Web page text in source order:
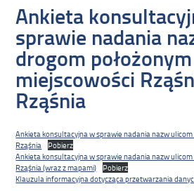
Ankieta
sprawie nadania
drogom
miejscowości
Rząśnia
Ankieta konsultacyjna w sprawie nadania nazw
Rząśnia
Pobierz
Ankieta konsultacyjna w sprawie nadania nazw
Rząśnia (wraz z mapami)
Pobierz
Klauzula informacyjna dotycząca przetwarzania